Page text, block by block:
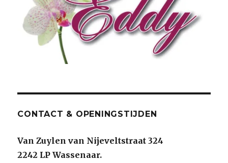
CONTACT & OPENINGSTIJDEN
Van Zuylen van Nijeveltstraat 324
2242 LP Wassenaar.